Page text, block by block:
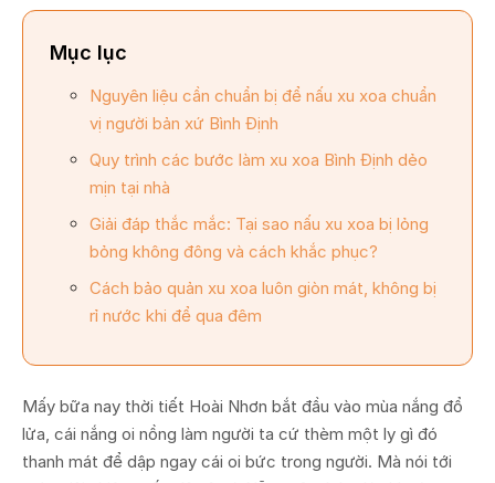
Mục lục
Nguyên liệu cần chuẩn bị để nấu xu xoa chuẩn
vị người bản xứ Bình Định
Quy trình các bước làm xu xoa Bình Định dẻo
mịn tại nhà
Giải đáp thắc mắc: Tại sao nấu xu xoa bị lỏng
bỏng không đông và cách khắc phục?
Cách bảo quản xu xoa luôn giòn mát, không bị
rỉ nước khi để qua đêm
Mấy bữa nay thời tiết Hoài Nhơn bắt đầu vào mùa nắng đổ
lửa, cái nắng oi nồng làm người ta cứ thèm một ly gì đó
thanh mát để dập ngay cái oi bức trong người. Mà nói tới